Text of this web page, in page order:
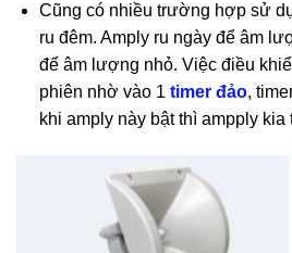
Cũng có nhiều trường hợp sử
ru đêm. Amply ru ngày để âm
để âm lượng nhỏ. Việc điều
phiên nhờ vào 1 timer đảo,
khi amply này bật thì ampply